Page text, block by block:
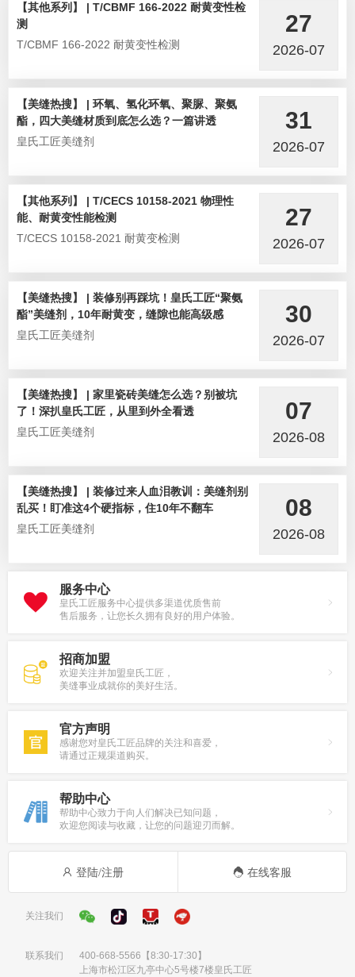
【其他系列】 | T/CBMF 166-2022 耐黄变性检
测
T/CBMF 166-2022 耐黄变性检测
27
2026-07
【美缝热搜】 | 环氧、氢化环氧、聚脲、聚氨
酯，四大美缝材质到底怎么选？一篇讲透
皇氏工匠美缝剂
31
2026-07
【其他系列】 | T/CECS 10158-2021 物理性
能、耐黄变性能检测
T/CECS 10158-2021 耐黄变检测
27
2026-07
【美缝热搜】 | 装修别再踩坑！皇氏工匠“聚氨
酯”美缝剂，10年耐黄变，缝隙也能高级感
皇氏工匠美缝剂
30
2026-07
【美缝热搜】 | 家里瓷砖美缝怎么选？别被坑
了！深扒皇氏工匠，从里到外全看透
皇氏工匠美缝剂
07
2026-08
【美缝热搜】 | 装修过来人血泪教训：美缝剂别
乱买！盯准这4个硬指标，住10年不翻车
皇氏工匠美缝剂
08
2026-08
服务中心
皇氏工匠服务中心提供多渠道优质售前
售后服务，让您长久拥有良好的用户体验。
招商加盟
欢迎关注并加盟皇氏工匠，
美缝事业成就你的美好生活。
官方声明
感谢您对皇氏工匠品牌的关注和喜爱，
请通过正规渠道购买。
帮助中心
帮助中心致力于向人们解决已知问题，
欢迎您阅读与收藏，让您的问题迎刃而解。
登陆/注册 在线客服
关注我们
联系我们 400-668-5566 【8:30-17:30】
上海市松江区九亭中心5号楼7楼皇氏工匠